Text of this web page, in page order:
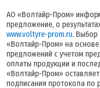
АО «Волтайр-Пром»
предложение, о
www.voltyre-prom.ru. Выбор
«Волтайр-Пром» на
предложений с учетом
оплаты продукции и
«Волтайр-Пром»
подписания протокола по